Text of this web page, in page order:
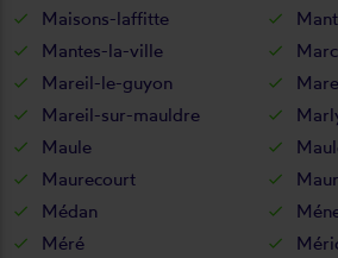
Maisons-laffitte
Mantes-la-ville
Mareil-le-guyon
Mareil-sur-mauldre
Maule
Maurecourt
Médan
Méré